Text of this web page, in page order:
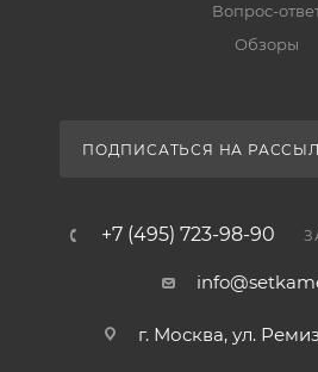
Вопрос-
Обзоры
ПОДПИСАТЬСЯ НА
+7 (495) 723-98-90
г. Москва, ул.